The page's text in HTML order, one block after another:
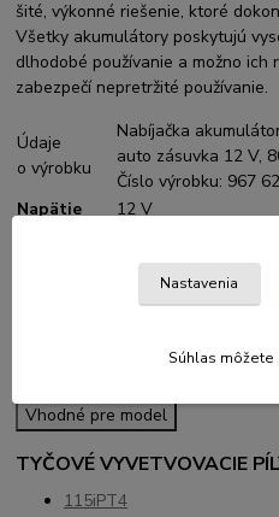
šité, výkonné riešenie, ktoré
Všetky akumulátory poskytujú
dlhodobé používanie a možno ich
zabezpečí nepretržité používanie.
Údaje
o výrobku
Nabíjačka
auto zásuvka 12 V,
Číslo výrobku: 967
Napätie
12 V
0,6 kg
Vhodné pre model
TYČOVÉ VYVETVOVACIE
115iPT4
Nastavenia
Súhlas